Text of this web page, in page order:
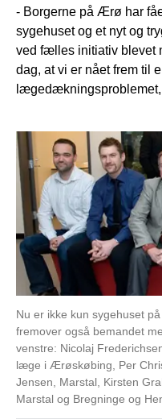
- Borgerne på Ærø har
sygehuset og et nyt og
ved fælles initiativ blevet
dag, at vi er nået frem til
Nu er ikke kun sygehuset
fremover også bemandet
venstre: Nicolaj
læge i Ærøskøbing, Per
Jensen, Marstal, Kirsten
Marstal og Bregninge og